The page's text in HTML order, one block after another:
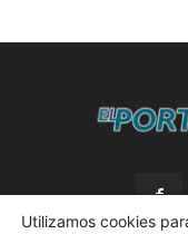
Utilizamos cookies